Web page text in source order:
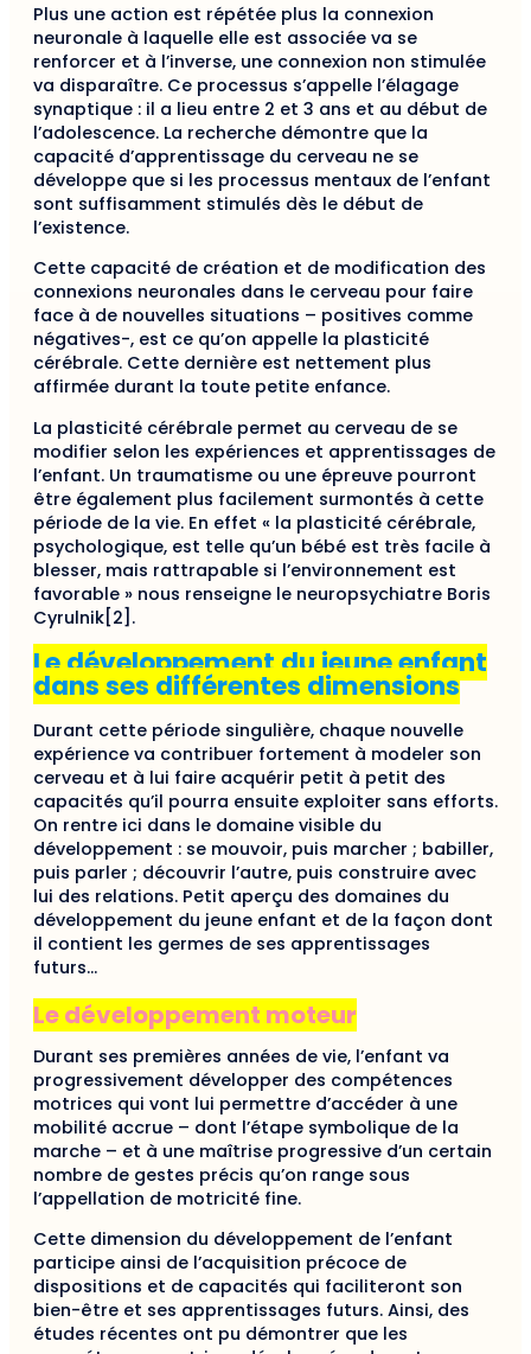
Plus une action est répétée plus la connexion
neuronale à laquelle elle est associée va se
renforcer et à l’inverse, une connexion non stimulée
va disparaître. Ce processus s’appelle l’élagage
synaptique : il a lieu entre 2 et 3 ans et au début de
l’adolescence. La recherche démontre que la
capacité d’apprentissage du cerveau ne se
développe que si les processus mentaux de l’enfant
sont suffisamment stimulés dès le début de
l’existence.
Cette capacité de création et de modification des
connexions neuronales dans le cerveau pour faire
face à de nouvelles situations – positives comme
négatives-, est ce qu’on appelle la plasticité
cérébrale. Cette dernière est nettement plus
affirmée durant la toute petite enfance.
La plasticité cérébrale permet au cerveau de se
modifier selon les expériences et apprentissages de
l’enfant. Un traumatisme ou une épreuve pourront
être également plus facilement surmontés à cette
période de la vie. En effet « la plasticité cérébrale,
psychologique, est telle qu’un bébé est très facile à
blesser, mais rattrapable si l’environnement est
favorable » nous renseigne le neuropsychiatre Boris
Cyrulnik[2].
Le développement du jeune enfant
dans ses différentes dimensions
Durant cette période singulière, chaque nouvelle
expérience va contribuer fortement à modeler son
cerveau et à lui faire acquérir petit à petit des
capacités qu’il pourra ensuite exploiter sans efforts.
On rentre ici dans le domaine visible du
développement : se mouvoir, puis marcher ; babiller,
puis parler ; découvrir l’autre, puis construire avec
lui des relations. Petit aperçu des domaines du
développement du jeune enfant et de la façon dont
il contient les germes de ses apprentissages
futurs…
Le développement moteur
Durant ses premières années de vie, l’enfant va
progressivement développer des compétences
motrices qui vont lui permettre d’accéder à une
mobilité accrue – dont l’étape symbolique de la
marche – et à une maîtrise progressive d’un certain
nombre de gestes précis qu’on range sous
l’appellation de motricité fine.
Cette dimension du développement de l’enfant
participe ainsi de l’acquisition précoce de
dispositions et de capacités qui faciliteront son
bien-être et ses apprentissages futurs. Ainsi, des
études récentes ont pu démontrer que les